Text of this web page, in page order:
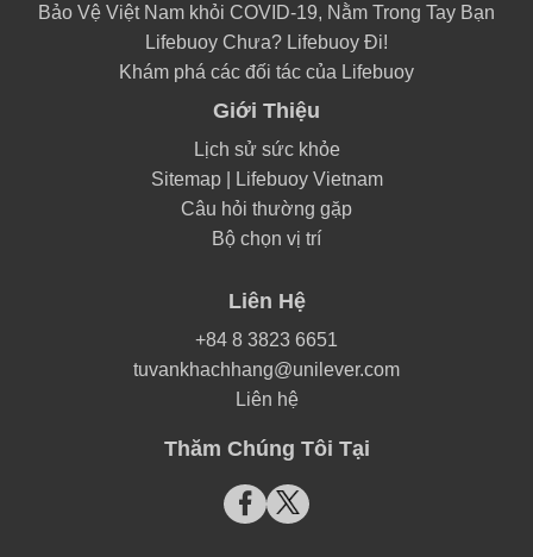
Bảo Vệ Việt Nam khỏi COVID-19, Nằm Trong Tay Bạn
Lifebuoy Chưa? Lifebuoy Đi!
Khám phá các đối tác của Lifebuoy
Giới Thiệu
Lịch sử sức khỏe
Sitemap | Lifebuoy Vietnam
Câu hỏi thường gặp
Bộ chọn vị trí
Liên Hệ
+84 8 3823 6651
tuvankhachhang@unilever.com
Liên hệ
Thăm Chúng Tôi Tại